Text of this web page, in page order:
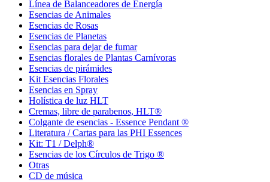
Línea de Balanceadores de Energía
Esencias de Animales
Esencias de Rosas
Esencias de Planetas
Esencias para dejar de fumar
Esencias florales de Plantas Carnívoras
Esencias de pirámides
Kit Esencias Florales
Esencias en Spray
Holística de luz HLT
Cremas, libre de parabenos, HLT®
Colgante de esencias - Essence Pendant ®
Literatura / Cartas para las PHI Essences
Kit: T1 / Delph®
Esencias de los Círculos de Trigo ®
Otras
CD de música